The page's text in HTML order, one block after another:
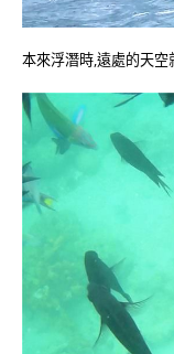
本來浮潛時,遠處的天